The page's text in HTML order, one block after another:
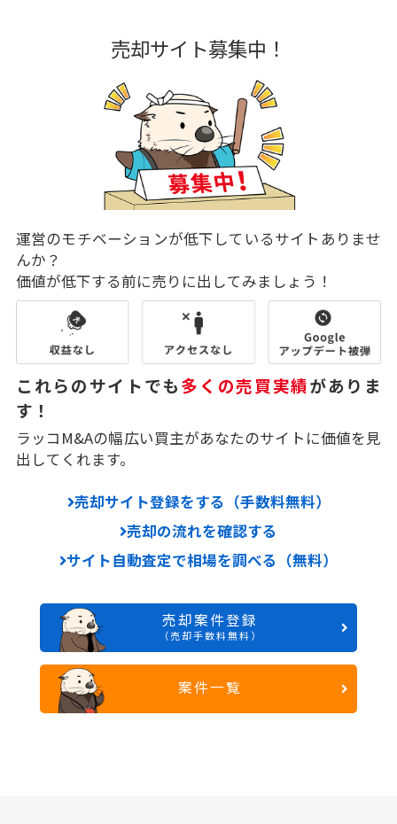
売却サイト募集中！
運営のモチベーションが低下しているサイトありませ
んか？
価値が低下する前に売りに出してみましょう！
これらのサイトでも多くの売買実績がありま
す！
ラッコM&Aの幅広い買主があなたのサイトに価値を見
出してくれます。
売却サイト登録をする（手数料無料）
売却の流れを確認する
サイト自動査定で相場を調べる（無料）
売却案件登録
（売却手数料無料）
案件一覧